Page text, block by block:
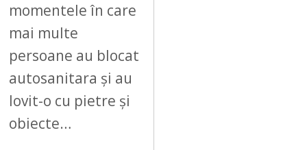
momentele în care
mai multe
persoane au blocat
autosanitara și au
lovit-o cu pietre și
obiecte…